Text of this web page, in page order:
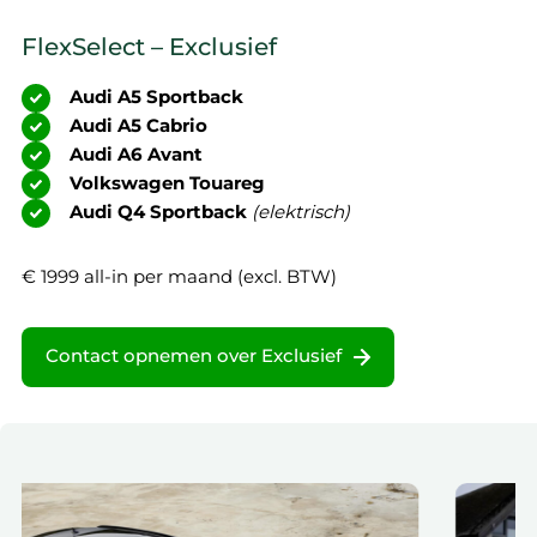
We werken samen met19 derden
kunnen ontvangen en verwerken.
FlexSelect – Exclusief
Audi A5 Sportback
Audi A5 Cabrio
Audi A6 Avant
Volkswagen Touareg
Audi Q4 Sportback (elektrisch)
€ 1999 all-in per maand (excl. BTW)
Contact opnemen over Exclusief